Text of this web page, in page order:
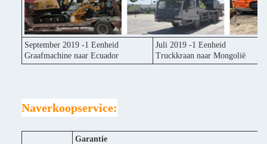
September 2019 -1 Eenheid
Graafmachine naar Ecuador
Juli 2019 -1 Eenheid
Truckkraan naar Mongolië
Naverkoopservice:
Garantie